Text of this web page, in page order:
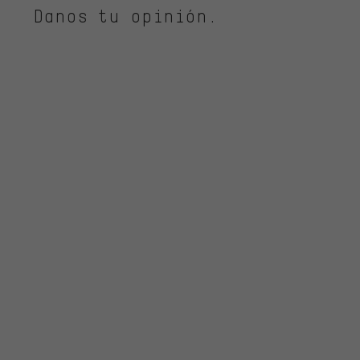
Danos tu opinión.